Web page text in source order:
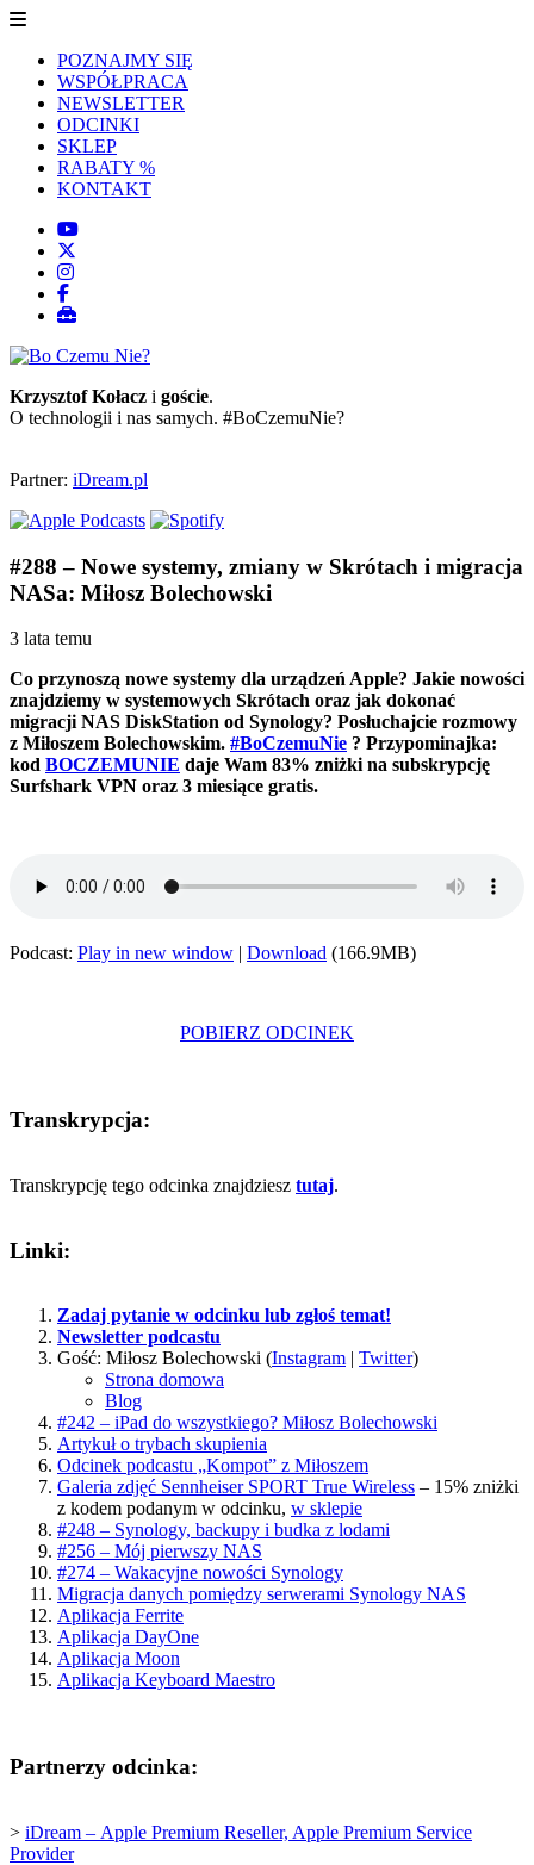
POZNAJMY SIĘ
WSPÓŁPRACA
NEWSLETTER
ODCINKI
SKLEP
RABATY %
KONTAKT
Krzysztof Kołacz i goście.
O technologii i nas samych. #BoCzemuNie?
Partner: iDream.pl
#288 – Nowe systemy, zmiany w Skrótach i migracja
NASa: Miłosz Bolechowski
3 lata temu
Transkrypcja:
Transkrypcję tego odcinka znajdziesz tutaj.
Co przynoszą nowe systemy dla urządzeń Apple? Jakie nowości
znajdziemy w systemowych Skrótach oraz jak dokonać
migracji NAS DiskStation od Synology? Posłuchajcie rozmowy
z Miłoszem Bolechowskim. #BoCzemuNie ? Przypominajka:
kod BOCZEMUNIE daje Wam 83% zniżki na subskrypcję
Surfshark VPN oraz 3 miesiące gratis.
Podcast: Play in new window | Download (166.9MB)
POBIERZ ODCINEK
Linki:
Zadaj pytanie w odcinku lub zgłoś temat!
Newsletter podcastu
Gość: Miłosz Bolechowski (Instagram | Twitter)
Strona domowa
Blog
#242 – iPad do wszystkiego? Miłosz Bolechowski
Artykuł o trybach skupienia
Odcinek podcastu „Kompot” z Miłoszem
Galeria zdjęć Sennheiser SPORT True Wireless – 15% zniżki
z kodem podanym w odcinku, w sklepie
#248 – Synology, backupy i budka z lodami
#256 – Mój pierwszy NAS
#274 – Wakacyjne nowości Synology
Migracja danych pomiędzy serwerami Synology NAS
Aplikacja Ferrite
Aplikacja DayOne
Aplikacja Moon
Aplikacja Keyboard Maestro
Partnerzy odcinka:
> iDream – Apple Premium Reseller, Apple Premium Service
Provider